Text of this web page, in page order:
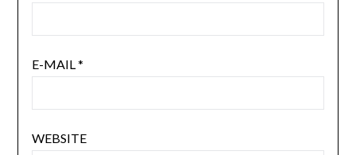
E-MAIL*
WEBSITE